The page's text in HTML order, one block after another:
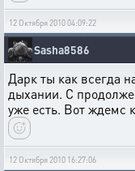
12 Октября 2010 04:09:22
Sasha8586
Дарк ты как всегда
дыхании. С
уже есть. Вот ждемс
12 Октября 2010 16:27:06